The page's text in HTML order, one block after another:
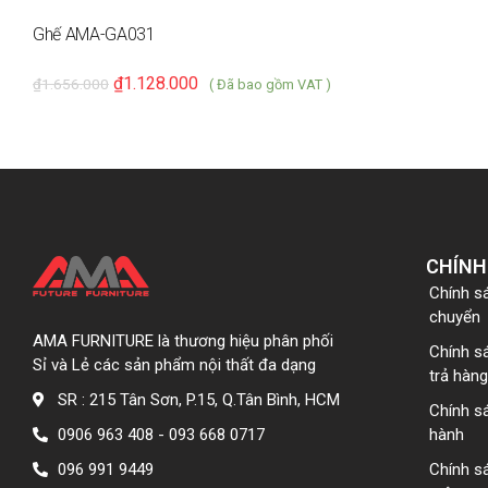
Ghế AMA-GA031
1.656.000
₫ 1.128.000
₫ ( Đã bao gồm VAT )
AMA FURNITURE là thương hiệu phân phối
Sỉ và Lẻ các sản phẩm nội thất đa dạng
SR : 215 Tân Sơn, P.15, Q.Tân Bình, HCM
0906 963 408 - 093 668 0717
096 991 9449
Chính
chuyển
Chính
trả hàng
Chính
hành
Chính